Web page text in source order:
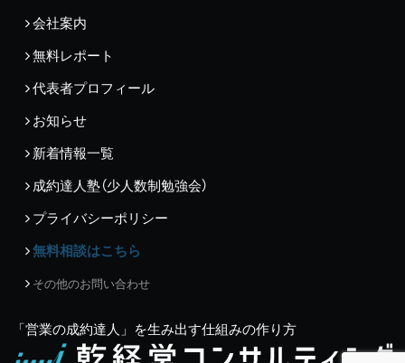
会社案内
無料レポート
代表者プロフィール
お知らせ
新着情報一覧
成約達人塾（少人数制勉強会）
プライバシーポリシー
無料相談はこちら
その他のお問い合わせ
「営業の成約達人」を生み出す仕組みの作り方